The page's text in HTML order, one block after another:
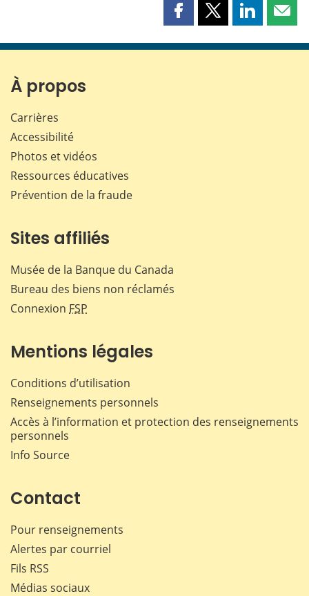
Partager
page
Partager
page
Partager
page page
À propos
Carrières
Accessibilité
Photos et vidéos
Ressources éducatives
Prévention de la fraude
Sites affiliés
Musée de la Banque du Canada
Bureau des biens non réclamés
Connexion FSP
Mentions légales
Conditions d’utilisation
Renseignements personnels
Accès à l’information et protection des renseignements
personnels
Info Source
Contact
Pour renseignements
Alertes par courriel
Fils RSS
Médias sociaux